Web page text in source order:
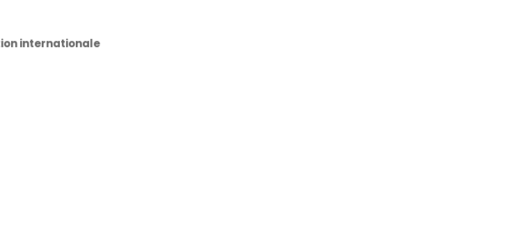
internationale